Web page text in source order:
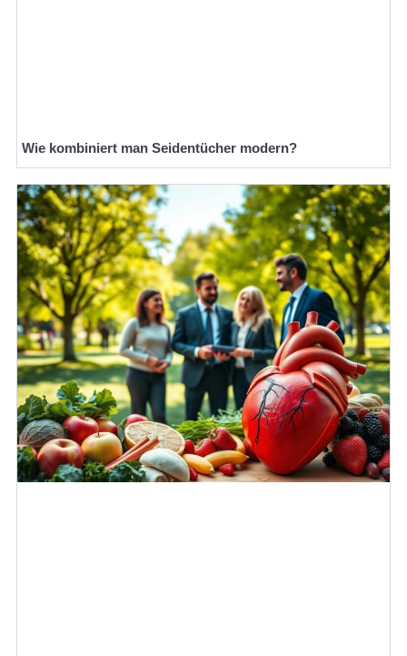
Wie kombiniert man Seidentücher modern?